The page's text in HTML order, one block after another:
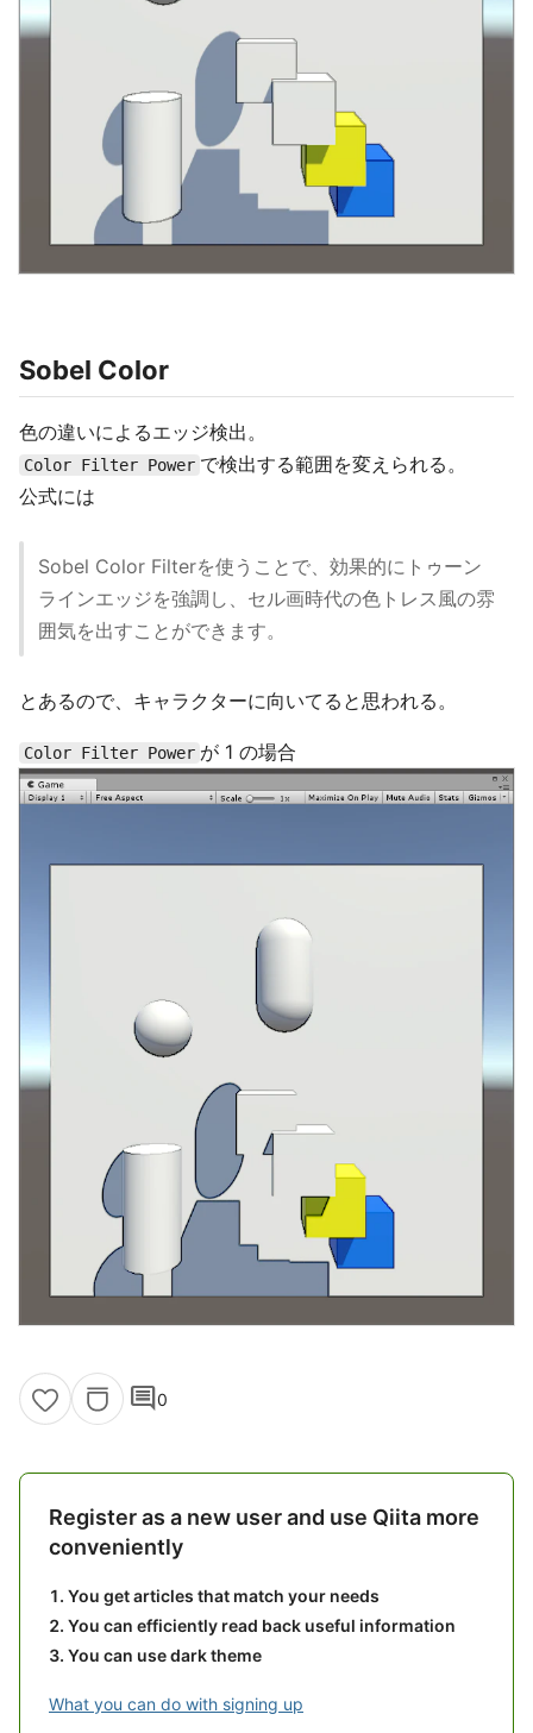
Sobel Color
色の違いによるエッジ検出。
Color Filter Power で検出する範囲を変えられる。
公式には
Sobel Color Filterを使うことで、効果的にトゥーン
ラインエッジを強調し、セル画時代の色トレス風の雰
囲気を出すことができます。
とあるので、キャラクターに向いてると思われる。
Color Filter Power が 1 の場合
comment0
Register as a new user and use Qiita more
conveniently
You get articles that match your needs
You can efficiently read back useful information
You can use dark theme
What you can do with signing up